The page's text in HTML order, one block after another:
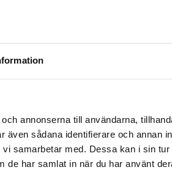
annonserna till användarna,
sådana identifierare och annan
samarbetar med. Dessa kan i sin
de har samlat in när du har använt
ratkaisuissa.
keräysvälineiden
Lahteen, Finncont
kuljetusratkaisujen kehittäjänä.
täyttämiseksi